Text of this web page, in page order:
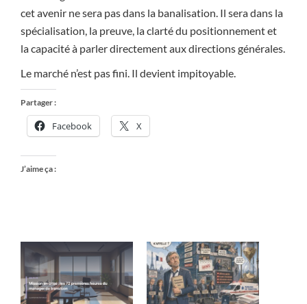
cet avenir ne sera pas dans la banalisation. Il sera dans la
spécialisation, la preuve, la clarté du positionnement et
la capacité à parler directement aux directions générales.
Le marché n’est pas fini. Il devient impitoyable.
Partager :
Facebook X
J’aime ça :